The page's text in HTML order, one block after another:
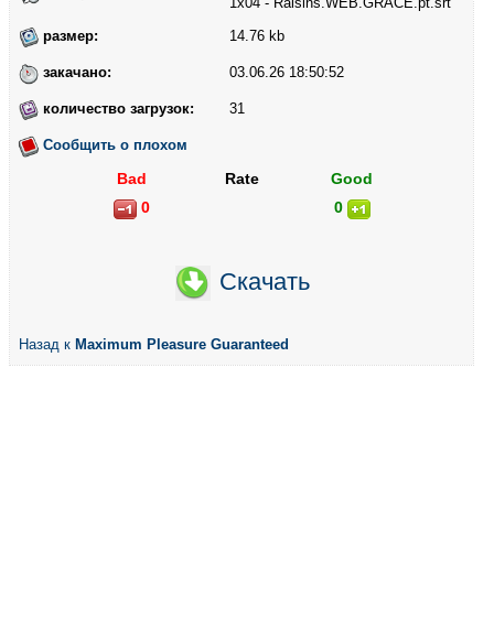
размер:
14.76 kb
закачано: 03.06.26 18:50:52
количество загрузок: 31
Сообщить о плохом
Bad Rate
Good
0
0
Скачать
Назад к Maximum Pleasure Guaranteed